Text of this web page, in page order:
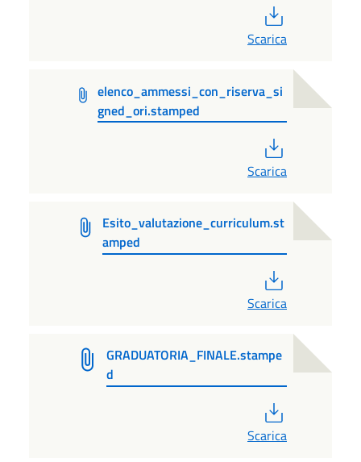
Scarica
elenco_ammessi_con_riserva_si
gned_ori.stamped
Scarica
Esito_valutazione_curriculum.st
amped
Scarica
GRADUATORIA_FINALE.stampe
d
Scarica